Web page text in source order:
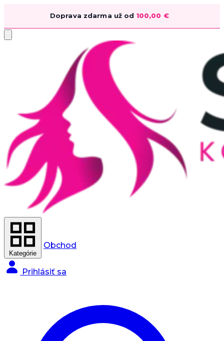
Doprava zdarma už od 100,00 €
Kategórie
Obchod
Prihlásiť sa